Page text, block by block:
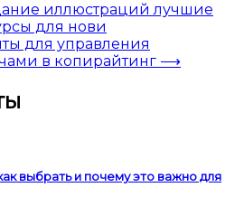
иллюстраций лучшие
для нови
для управления
в копирайтинг ⟶
выбрать и почему это важно для